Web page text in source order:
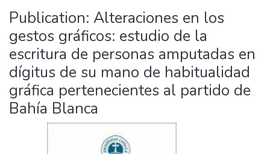
Publication: Alteraciones en los
gestos gráficos: estudio de la
escritura de personas amputadas en
dígitus de su mano de habitualidad
gráfica pertenecientes al partido de
Bahía Blanca